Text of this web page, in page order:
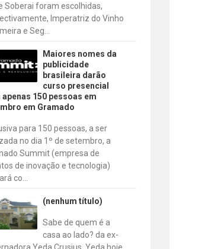
Soberai foram escolhidas,
Imperatriz do Vinho
e Seg...
Maiores nomes da
publicidade
brasileira darão
curso presencial
apenas 150 pessoas em
em Gramado
para 150 pessoas, a ser
no dia 1º de setembro, a
Summit (empresa de
de inovação e tecnologia)
co...
(nenhum título)
Sabe de quem é a
casa ao lado? da ex-
Yeda Crusius. Yeda hoje